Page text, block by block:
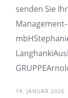
senden Sie
14. JANUAR 2026